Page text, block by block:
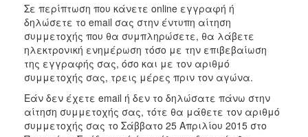
Σε περίπτωση που κάνετε online εγγραφή ή
δηλώσετε το email σας στην έντυπη αίτηση
συμμετοχής που θα συμπληρώσετε, θα λάβετε
ηλεκτρονική ενημέρωση τόσο με την επιβεβαίωση
της εγγραφής σας, όσο και με τον αριθμό
συμμετοχής σας, τρεις μέρες πριν τον αγώνα.
Εάν δεν έχετε email ή δεν το δηλώσατε πάνω στην
αίτηση συμμετοχής σας, τότε θα μάθετε τον αριθμό
συμμετοχής σας το Σάββατο 25 Απριλίου 2015 στο